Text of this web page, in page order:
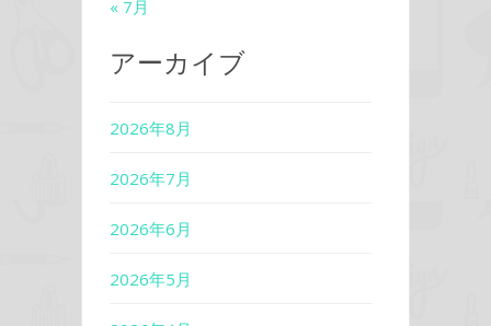
« 7月
アーカイブ
2026年8月
2026年7月
2026年6月
2026年5月